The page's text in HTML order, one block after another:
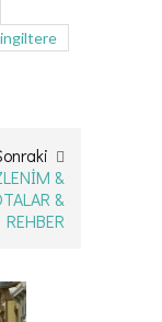
ingiltere
&
&
REHBER